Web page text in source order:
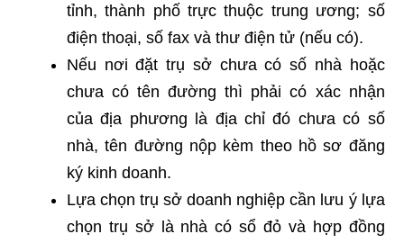
tỉnh, thành phố trực thuộc trung ương; số
điện thoại, số fax và thư điện tử (nếu có).
Nếu nơi đặt trụ sở chưa có số nhà hoặc
chưa có tên đường thì phải có xác nhận
của địa phương là địa chỉ đó chưa có số
nhà, tên đường nộp kèm theo hồ sơ đăng
ký kinh doanh.
Lựa chọn trụ sở doanh nghiệp cần lưu ý lựa
chọn trụ sở là nhà có sổ đỏ và hợp đồng